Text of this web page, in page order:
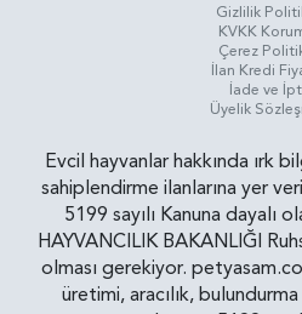
Gizlilik
KVKK
Çerez
İlan Kredi
İade ve
Üyelik
Evcil hayvanlar hakkında ırk
sahiplendirme ilanlarına yer
5199 sayılı Kanuna dayalı
HAYVANCILIK BAKANLIĞI
olması gerekiyor.
üretimi, aracılık,